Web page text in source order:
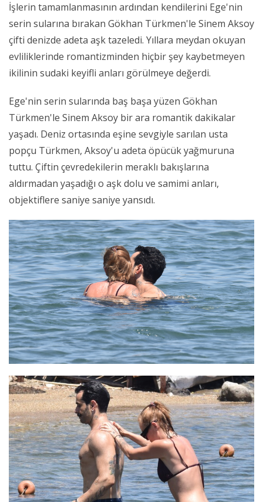
İşlerin tamamlanmasının ardından kendilerini Ege'nin
serin sularına bırakan Gökhan Türkmen'le Sinem Aksoy
çifti denizde adeta aşk tazeledi. Yıllara meydan okuyan
evliliklerinde romantizminden hiçbir şey kaybetmeyen
ikilinin sudaki keyifli anları görülmeye değerdi.
Ege'nin serin sularında baş başa yüzen Gökhan
Türkmen'le Sinem Aksoy bir ara romantik dakikalar
yaşadı. Deniz ortasında eşine sevgiyle sarılan usta
popçu Türkmen, Aksoy'u adeta öpücük yağmuruna
tuttu. Çiftin çevredekilerin meraklı bakışlarına
aldırmadan yaşadığı o aşk dolu ve samimi anları,
objektiflere saniye saniye yansıdı.